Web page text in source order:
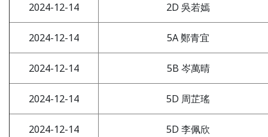
2024-12-14 2D 吳若嫣
2024-12-14 5A 鄭青宜
2024-12-14 5B 岑萬晴
2024-12-14 5D 周芷瑤
2024-12-14 5D 李佩欣